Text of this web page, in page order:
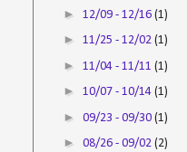
► 12/09 - 12/16 (1)
► 11/25 - 12/02 (1)
► 11/04 - 11/11 (1)
► 10/07 - 10/14 (1)
► 09/23 - 09/30 (1)
► 08/26 - 09/02 (2)